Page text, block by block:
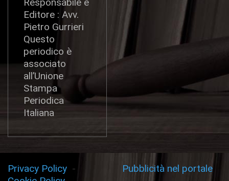
Responsabile e
Editore : Avv.
Pietro Gurrieri
Questo
periodico è
associato
all’Unione
Stampa
Periodica
Italiana
Privacy Policy -
Pubblicità nel portale